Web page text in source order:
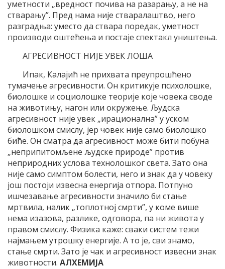
уметности „вредност почива на разарању, а не на
стварању”. Пред нама није стваралаштво, него
разградња: уместо да ствара поредак, уметност
производи оштећења и постаје спектакл уништења.
АГРЕСИВНОСТ НИЈЕ УВЕК ЛОША
Ипак, Калајић не прихвата преупрошћено
тумачење агресивности. Он критикује психолошке,
биолошке и социолошке теорије које човека своде
на животињу, нагон или окружење. Људска
агресивност није увек „ирационална” у уском
биолошком смислу, јер човек није само биолошко
биће. Он сматра да агресивност може бити побуна
„неприпитомљене људске природе” против
неприродних услова технолошког света. Зато она
није само симптом болести, него и знак да у човеку
још постоји извесна енергија отпора. Потпуно
ишчезавање агресивности значило би стање
мртвила, налик „топлотној смрти”, у коме више
нема изазова, разлике, одговора, па ни живота у
правом смислу. Физика каже: сваки систем тежи
најмањем утрошку енергије. А то је, сви знамо,
стање смрти. Зато је чак и агресивност извесни знак
животности. АЛХЕМИЈА